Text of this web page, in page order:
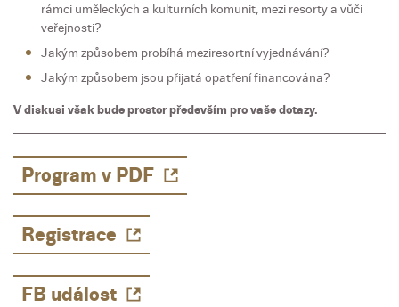
rámci uměleckých a kulturních komunit, mezi resorty a vůči
veřejnosti?
Jakým způsobem probíhá meziresortní vyjednávání?
Jakým způsobem jsou přijatá opatření financována?
V diskusi však bude prostor především pro vaše dotazy.
Program v PDF
Registrace
FB událost